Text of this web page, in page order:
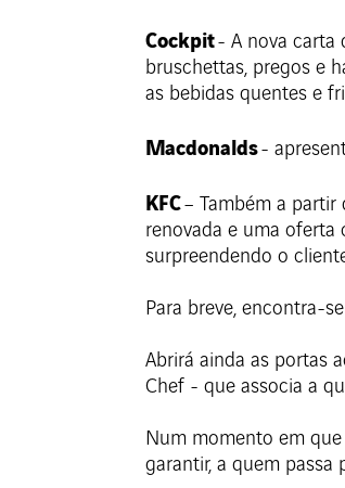
Cockpit- A nova carta
bruschettas, pregos e
as bebidas quentes e
Macdonalds-
KFC– Também a partir
renovada e uma oferta
surpreendendo o
Para breve, encontra-
Abrirá ainda as portas
Chef - que associa a
Num momento em
garantir, a quem passa